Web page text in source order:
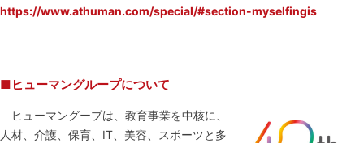
https://www.athuman.com/special/#section-myselfingis
■ヒューマングループについて
ヒューマングープは、教育事業を中核に、
人材、介護、保育、IT、美容、スポーツと多